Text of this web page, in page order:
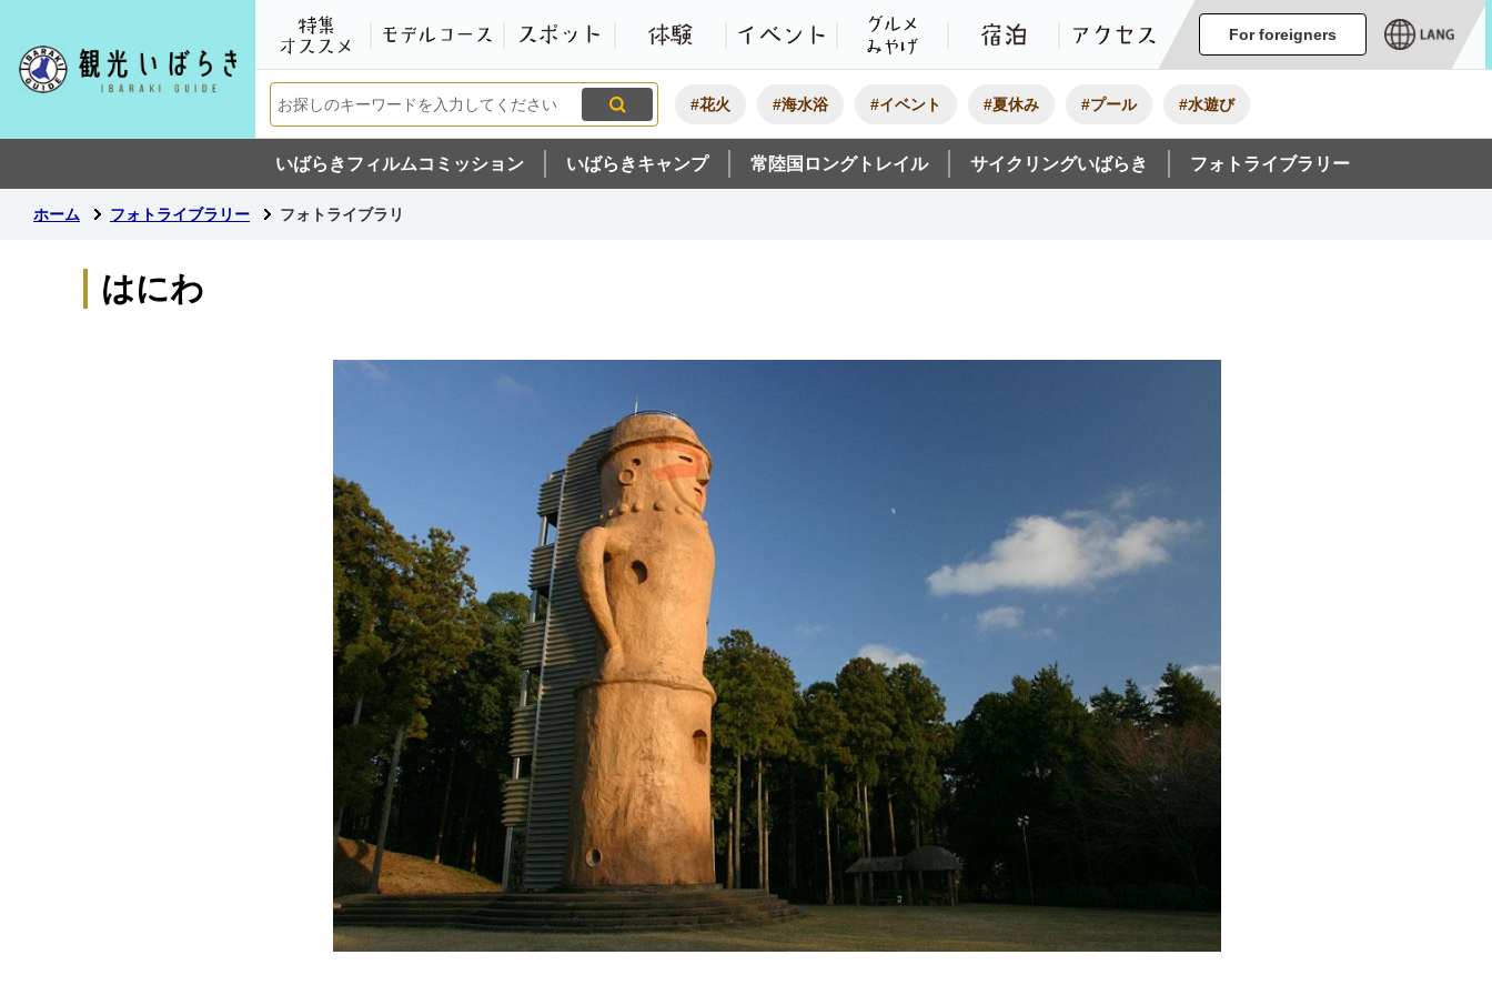
観光いばらき公式ホームページ
特集・オススメ
モデルコーススポット 体験 イベント グルメ・みやげ宿泊 アクセス
For foreigners
#花火 #海水浴 #イベント #夏休み #プール #水遊び
いばらきフィルムコミッション いばらきキャンプ 常陸国ロングトレイル サイクリングいばらき フォトライブラリー
ホーム フォトライブラリー フォトライブラリ
はにわ